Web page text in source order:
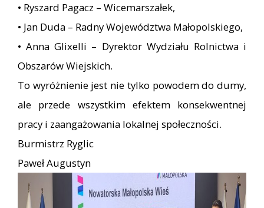
• Ryszard Pagacz – Wicemarszałek,
• Jan Duda – Radny Województwa Małopolskiego,
• Anna Glixelli – Dyrektor Wydziału Rolnictwa i
Obszarów Wiejskich.
To wyróżnienie jest nie tylko powodem do dumy,
ale przede wszystkim efektem konsekwentnej
pracy i zaangażowania lokalnej społeczności.
Burmistrz Ryglic
Paweł Augustyn